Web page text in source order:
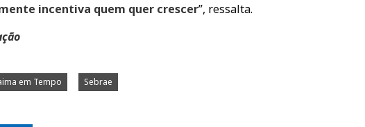
incentiva quem quer crescer”, ressalta.
em Tempo Sebrae